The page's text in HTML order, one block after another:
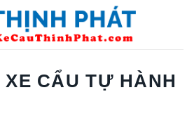
XE CẨU TỰ HÀNH